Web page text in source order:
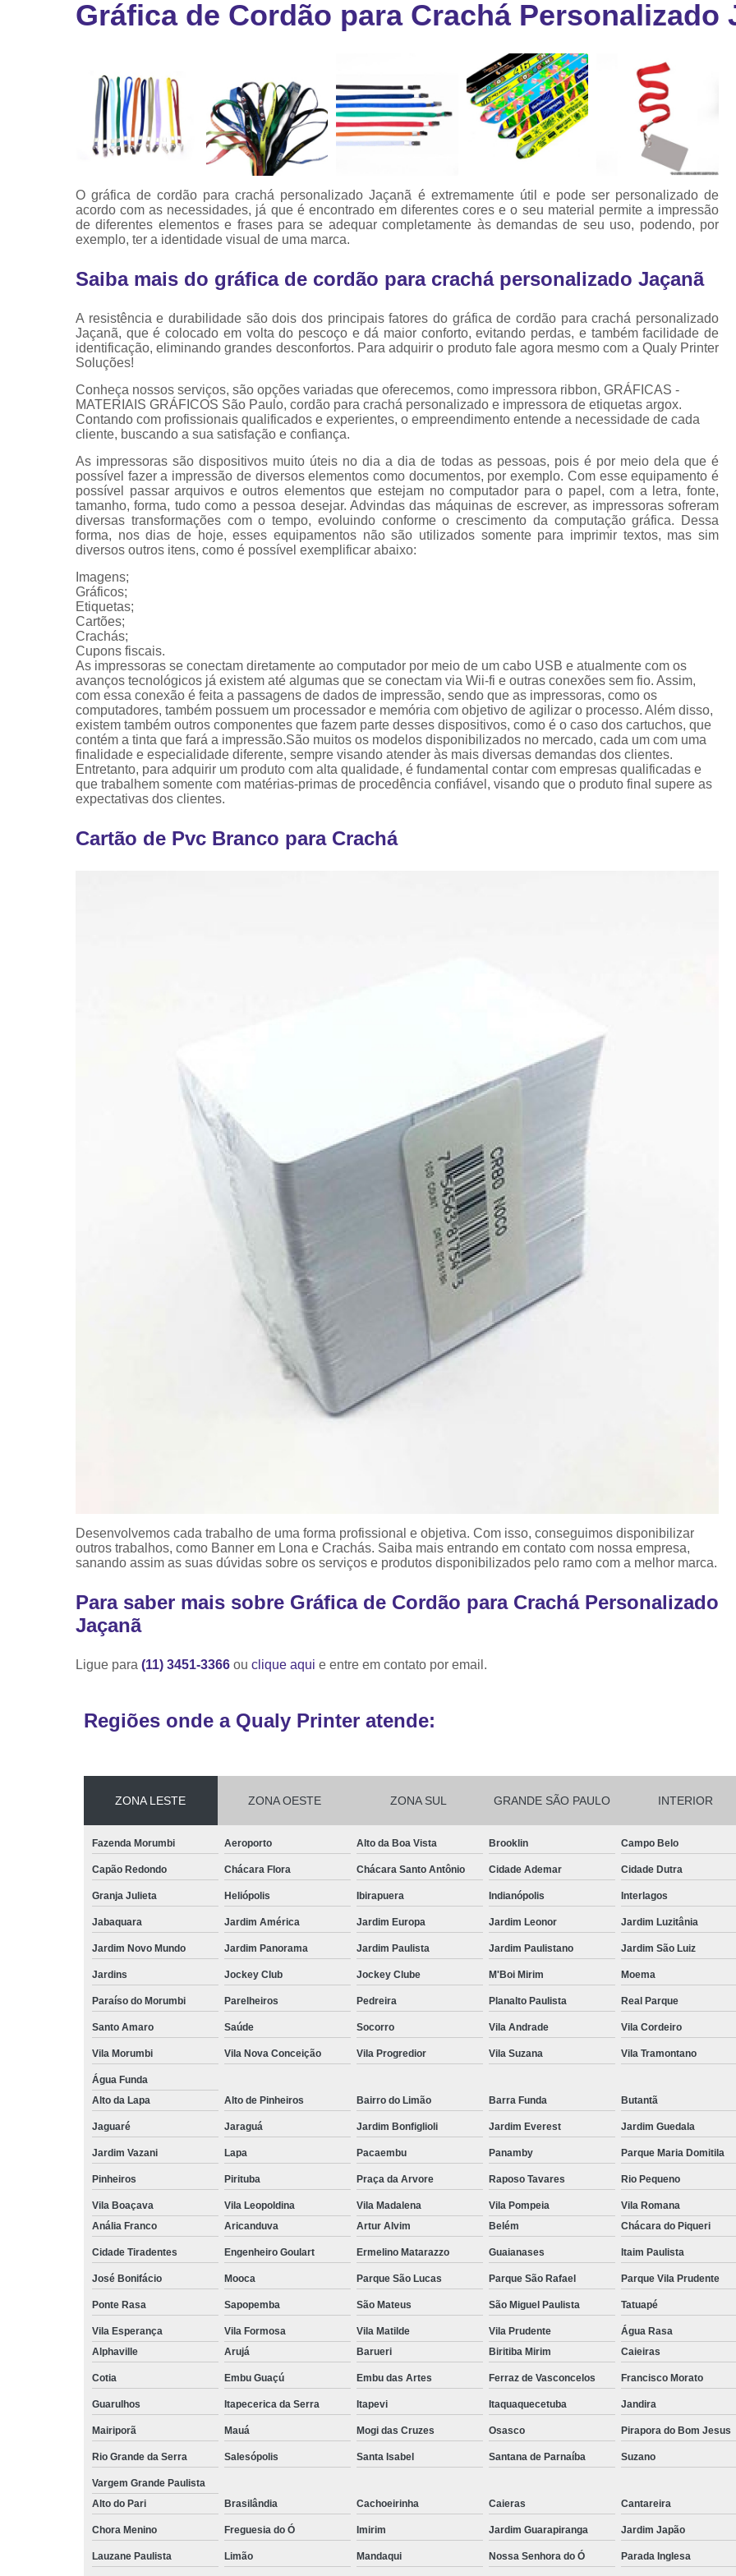
Ribbon
Ribbons
Cartão Fidelidade
Cartão Pvc
Cordão de Crachá
Cordão para Crachá
Cordão para Crachá em
Cordão para Crachá
Fábrica
Cordões para
Cordinha de
Cordinha
Cordinha para
Cordão Crachá
Cordão para Crachá com
Cordão
Cordão
Cordão
Fita para Crachá Personalizada
Crachá de
Crachá de
Crachá e
Crachá
Crachá
Crachá
Ribbon Colorido
Ribbon Fargo
Ribbon para
Ribbon para Zebra Gc420t Minas
Gráfica de Cordão para Crachá Personalizado
O gráfica de cordão para crachá personalizado Jaçanã é extremamente útil e pode ser personalizado de
acordo com as necessidades, já que é encontrado em diferentes cores e o seu material permite a impressão
de diferentes elementos e frases para se adequar completamente às demandas de seu uso, podendo, por
exemplo, ter a identidade visual de uma marca.
Saiba mais do gráfica de cordão para crachá personalizado Jaçanã
A resistência e durabilidade são dois dos principais fatores do gráfica de cordão para crachá personalizado
Jaçanã, que é colocado em volta do pescoço e dá maior conforto, evitando perdas, e também facilidade de
identificação, eliminando grandes desconfortos. Para adquirir o produto fale agora mesmo com a Qualy Printer
Soluções!
Conheça nossos serviços, são opções variadas que oferecemos, como impressora ribbon, GRÁFICAS -
MATERIAIS GRÁFICOS São Paulo, cordão para crachá personalizado e impressora de etiquetas argox.
Contando com profissionais qualificados e experientes, o empreendimento entende a necessidade de cada
cliente, buscando a sua satisfação e confiança.
As impressoras são dispositivos muito úteis no dia a dia de todas as pessoas, pois é por meio dela que é
possível fazer a impressão de diversos elementos como documentos, por exemplo. Com esse equipamento é
possível passar arquivos e outros elementos que estejam no computador para o papel, com a letra, fonte,
tamanho, forma, tudo como a pessoa desejar. Advindas das máquinas de escrever, as impressoras sofreram
diversas transformações com o tempo, evoluindo conforme o crescimento da computação gráfica. Dessa
forma, nos dias de hoje, esses equipamentos não são utilizados somente para imprimir textos, mas sim
diversos outros itens, como é possível exemplificar abaixo:
Imagens;
Gráficos;
Etiquetas;
Cartões;
Crachás;
Cupons fiscais.
As impressoras se conectam diretamente ao computador por meio de um cabo USB e atualmente com os
avanços tecnológicos já existem até algumas que se conectam via Wii-fi e outras conexões sem fio. Assim,
com essa conexão é feita a passagens de dados de impressão, sendo que as impressoras, como os
computadores, também possuem um processador e memória com objetivo de agilizar o processo. Além disso,
existem também outros componentes que fazem parte desses dispositivos, como é o caso dos cartuchos, que
contém a tinta que fará a impressão.São muitos os modelos disponibilizados no mercado, cada um com uma
finalidade e especialidade diferente, sempre visando atender às mais diversas demandas dos clientes.
Entretanto, para adquirir um produto com alta qualidade, é fundamental contar com empresas qualificadas e
que trabalhem somente com matérias-primas de procedência confiável, visando que o produto final supere as
expectativas dos clientes.
Cartão de Pvc Branco para Crachá
Desenvolvemos cada trabalho de uma forma profissional e objetiva. Com isso, conseguimos disponibilizar
outros trabalhos, como Banner em Lona e Crachás. Saiba mais entrando em contato com nossa empresa,
sanando assim as suas dúvidas sobre os serviços e produtos disponibilizados pelo ramo com a melhor marca.
Para saber mais sobre Gráfica de Cordão para Crachá Personalizado
Jaçanã
Ligue para (11) 3451-3366 ou clique aqui e entre em contato por email.
Regiões onde a Qualy Printer atende:
ZONA LESTE ZONA OESTE ZONA SUL GRANDE SÃO PAULO INTERIOR
Fazenda Morumbi Aeroporto Alto da Boa Vista Brooklin Campo Belo
Capão Redondo Chácara Flora Chácara Santo Antônio Cidade Ademar Cidade Dutra
Granja Julieta Heliópolis Ibirapuera Indianópolis Interlagos
Jabaquara Jardim América Jardim Europa Jardim Leonor Jardim Luzitânia
Jardim Novo Mundo Jardim Panorama Jardim Paulista Jardim Paulistano Jardim São Luiz
Jardins Jockey Club Jockey Clube M'Boi Mirim Moema
Paraíso do Morumbi Parelheiros Pedreira Planalto Paulista Real Parque
Santo Amaro Saúde Socorro Vila Andrade Vila Cordeiro
Vila Morumbi Vila Nova Conceição Vila Progredior Vila Suzana Vila Tramontano
Água Funda
Alto da Lapa
Alto de Pinheiros Bairro do Limão Barra Funda Butantã
Jaguaré Jaraguá Jardim Bonfiglioli Jardim Everest Jardim Guedala
Jardim Vazani Lapa Pacaembu Panamby Parque Maria Domitila
Pinheiros Pirituba Praça da Arvore Raposo Tavares Rio Pequeno
Vila Boaçava Vila Leopoldina Vila Madalena Vila Pompeia Vila Romana
Anália Franco
Aricanduva Artur Alvim Belém Chácara do Piqueri
Cidade Tiradentes Engenheiro Goulart Ermelino Matarazzo Guaianases Itaim Paulista
José Bonifácio Mooca Parque São Lucas Parque São Rafael Parque Vila Prudente
Ponte Rasa Sapopemba São Mateus São Miguel Paulista Tatuapé
Vila Esperança Vila Formosa Vila Matilde Vila Prudente
Água Rasa
Alphaville
Arujá Barueri Biritiba Mirim Caieiras
Cotia Embu Guaçú Embu das Artes Ferraz de Vasconcelos Francisco Morato
Guarulhos Itapecerica da Serra Itapevi Itaquaquecetuba Jandira
Mairiporã Mauá Mogi das Cruzes Osasco Pirapora do Bom Jesus
Rio Grande da Serra Salesópolis Santa Isabel Santana de Parnaíba Suzano
Vargem Grande Paulista
Alto do Pari
Brasilândia Cachoeirinha Caieras Cantareira
Chora Menino Freguesia do Ó Imirim Jardim Guarapiranga Jardim Japão
Lauzane Paulista Limão Mandaqui Nossa Senhora do Ó Parada Inglesa